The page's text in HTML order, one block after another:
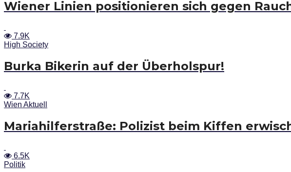
Wiener Linien positionieren sich gegen
7.9K
High Society
Burka Bikerin auf der Überholspur!
7.7K
Wien Aktuell
Mariahilferstraße: Polizist beim Kiffen
6.5K
Politik